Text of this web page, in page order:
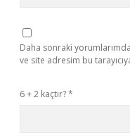
Daha sonraki
ve site adresim bu
6 + 2 kaçtır?*